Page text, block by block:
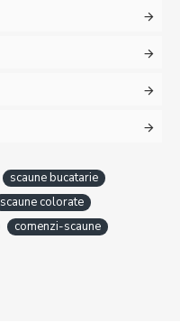
scaune bucatarie
scaune colorate
comenzi-scaune